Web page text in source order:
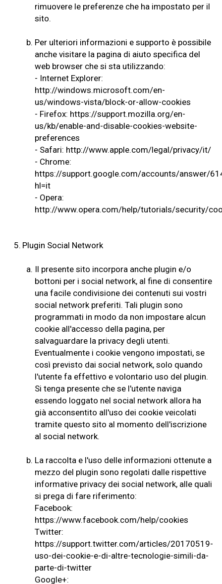
rimuovere le preferenze che ha impostato per il
sito.
b. Per ulteriori informazioni e supporto è possibile
anche visitare la pagina di aiuto specifica del
web browser che si sta utilizzando:
- Internet Explorer:
http://windows.microsoft.com/en-
us/windows-vista/block-or-allow-cookies
- Firefox: https://support.mozilla.org/en-
us/kb/enable-and-disable-cookies-website-
preferences
- Safari: http://www.apple.com/legal/privacy/it/
- Chrome:
https://support.google.com/accounts/answer/
hl=it
- Opera:
http://www.opera.com/help/tutorials/security/
5. Plugin Social Network
a. Il presente sito incorpora anche plugin e/o
bottoni per i social network, al fine di consentire
una facile condivisione dei contenuti sui vostri
social network preferiti. Tali plugin sono
programmati in modo da non impostare alcun
cookie all'accesso della pagina, per
salvaguardare la privacy degli utenti.
Eventualmente i cookie vengono impostati, se
così previsto dai social network, solo quando
l'utente fa effettivo e volontario uso del plugin.
Si tenga presente che se l'utente naviga
essendo loggato nel social network allora ha
già acconsentito all'uso dei cookie veicolati
tramite questo sito al momento dell'iscrizione
al social network.
b. La raccolta e l'uso delle informazioni ottenute a
mezzo del plugin sono regolati dalle rispettive
informative privacy dei social network, alle quali
si prega di fare riferimento:
Facebook:
https://www.facebook.com/help/cookies
Twitter:
https://support.twitter.com/articles/20170519-
uso-dei-cookie-e-di-altre-tecnologie-simili-da-
parte-di-twitter
Google+: